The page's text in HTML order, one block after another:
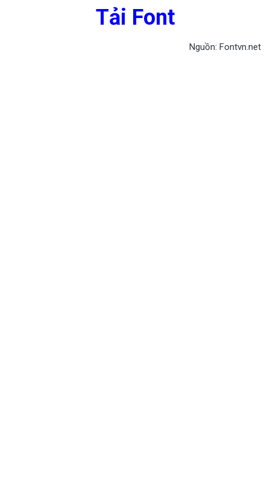
Tải Font
Nguồn: Fontvn.net